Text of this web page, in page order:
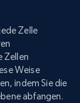
Zelle
Zellen
Weise
indem Sie die
abfangen.